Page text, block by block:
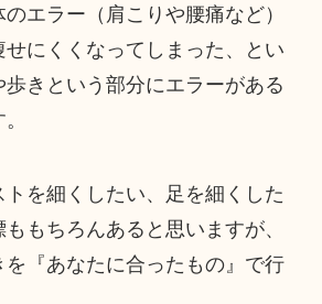
エラー（肩こりや腰痛など）
にくくなってしまった、とい
歩きという部分にエラーがある
を細くしたい、足を細くした
もちろんあると思いますが、
を『あなたに合ったもの』で行